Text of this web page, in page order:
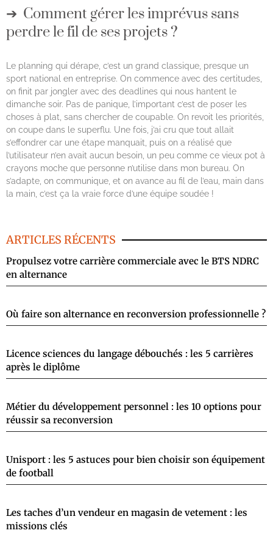
Comment gérer les imprévus sans
perdre le fil de ses projets ?
Le planning qui dérape, c’est un grand classique, presque un
sport national en entreprise. On commence avec des certitudes,
on finit par jongler avec des deadlines qui nous hantent le
dimanche soir. Pas de panique, l’important c’est de poser les
choses à plat, sans chercher de coupable. On revoit les priorités,
on coupe dans le superflu. Une fois, j’ai cru que tout allait
s’effondrer car une étape manquait, puis on a réalisé que
l’utilisateur n’en avait aucun besoin, un peu comme ce vieux pot à
crayons moche que personne n’utilise dans mon bureau. On
s’adapte, on communique, et on avance au fil de l’eau, main dans
la main, c’est ça la vraie force d’une équipe soudée !
ARTICLES RÉCENTS
Propulsez votre carrière commerciale avec le BTS NDRC
en alternance
Où faire son alternance en reconversion professionnelle ?
Licence sciences du langage débouchés : les 5 carrières
après le diplôme
Métier du développement personnel : les 10 options pour
réussir sa reconversion
Unisport : les 5 astuces pour bien choisir son équipement
de football
Les taches d’un vendeur en magasin de vetement : les
missions clés